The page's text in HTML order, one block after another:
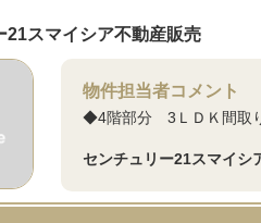
21スマイシア不動産販売
物件担当者コメント
◆4階部分 3ＬＤＫ間取
センチュリー21スマイシ